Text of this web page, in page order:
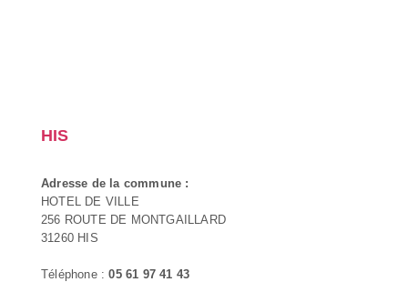
HIS
Adresse de la commune :
HOTEL DE VILLE
256 ROUTE DE MONTGAILLARD
31260 HIS
Téléphone :05 61 97 41 43